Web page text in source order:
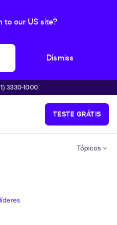
to our US site?
Dismiss
3330-1000
TESTE GRÁTIS
Tópicos